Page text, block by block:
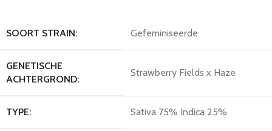
SOORT STRAIN: Gefeminiseerde
GENETISCHE
ACHTERGROND:
Strawberry Fields x Haze
TYPE: Sativa 75% Indica 25%